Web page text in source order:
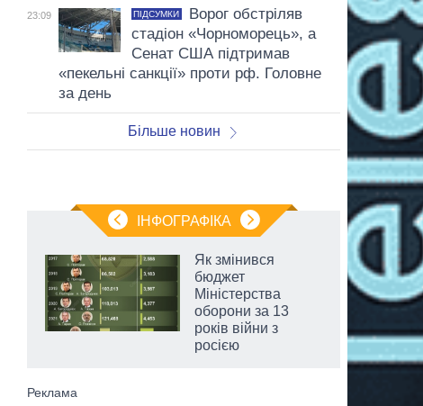
23:09 ПІДСУМКИ
Ворог обстріляв
стадіон «Чорноморець», а
Сенат США підтримав
«пекельні санкції» проти рф. Головне
за день
Більше новин
ІНФОГРАФІКА
Як змінився
бюджет
Міністерства
оборони за 13
років війни з
росією